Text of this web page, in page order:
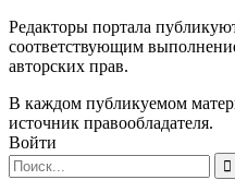
Редакторы портала
соответствующим
авторских прав.
В каждом публикуемом
источник правообладателя.
Войти